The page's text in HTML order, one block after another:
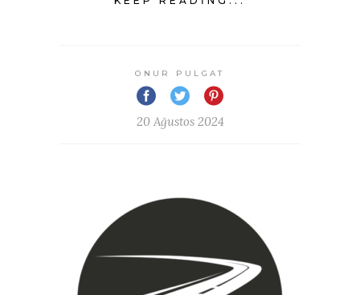
ONUR PULGAT
20 Ağustos 2024